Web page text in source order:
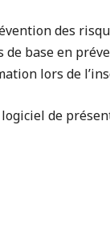
des
base en
lors de
de